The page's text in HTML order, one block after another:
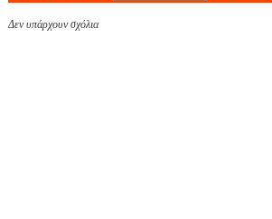
Δεν υπάρχουν σχόλια